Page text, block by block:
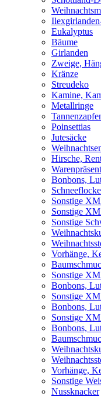
Eukalyptus
Bäume
Girlanden
Zweige,
Kränze
Streudeko
Kamine,
Metallringe
Poinsettias
Jutesäcke
Hirsche,
Bonbons,
Sonstige
Sonstige
Sonstige
Vorhänge,
Sonstige
Bonbons,
Sonstige
Bonbons,
Sonstige
Bonbons,
Vorhänge,
Sonstige
Nussknacker